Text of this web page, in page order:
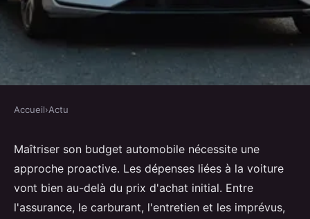
Maîtrisez vos dépenses : le guide
du budget automobile
Léa•27 novembre 2024•7 min de lecture
Accueil›Actu
Maîtriser son budget automobile nécessite une
approche proactive. Les dépenses liées à la voiture
vont bien au-delà du prix d'achat initial. Entre
l'assurance, le carburant, l'entretien et les imprévus,